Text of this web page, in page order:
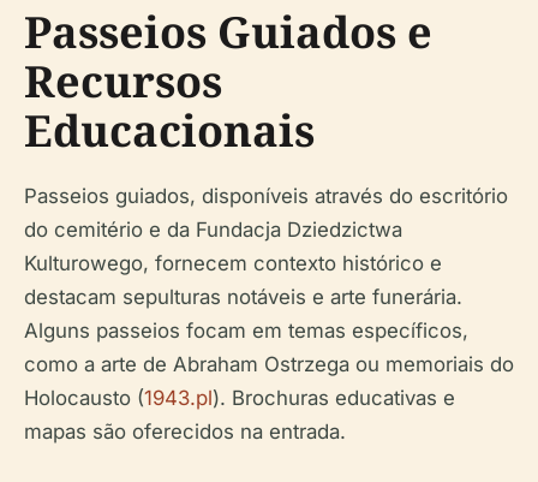
Passeios Guiados e
Recursos
Educacionais
Passeios guiados, disponíveis através do escritório
do cemitério e da Fundacja Dziedzictwa
Kulturowego, fornecem contexto histórico e
destacam sepulturas notáveis e arte funerária.
Alguns passeios focam em temas específicos,
como a arte de Abraham Ostrzega ou memoriais do
Holocausto (1943.pl). Brochuras educativas e
mapas são oferecidos na entrada.